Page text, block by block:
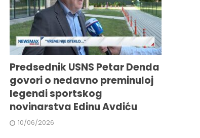
Predsednik USNS Petar Denda
govori o nedavno preminuloj
legendi sportskog
novinarstva Edinu Avdiću
10/06/2026